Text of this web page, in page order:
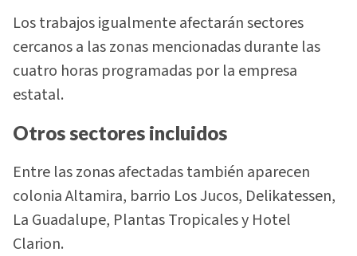
Los trabajos igualmente afectarán sectores
cercanos a las zonas mencionadas durante las
cuatro horas programadas por la empresa
estatal.
Otros sectores incluidos
Entre las zonas afectadas también aparecen
colonia Altamira, barrio Los Jucos, Delikatessen,
La Guadalupe, Plantas Tropicales y Hotel
Clarion.